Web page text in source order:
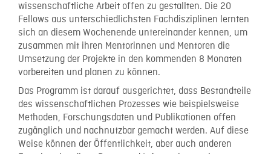
wissenschaftliche Arbeit offen zu gestallten. Die 20
Fellows aus unterschiedlichsten Fachdisziplinen lernten
sich an diesem Wochenende untereinander kennen, um
zusammen mit ihren Mentorinnen und Mentoren die
Umsetzung der Projekte in den kommenden 8 Monaten
vorbereiten und planen zu können.
Das Programm ist darauf ausgerichtet, dass Bestandteile
des wissenschaftlichen Prozesses wie beispielsweise
Methoden, Forschungsdaten und Publikationen offen
zugänglich und nachnutzbar gemacht werden. Auf diese
Weise können der Öffentlichkeit, aber auch anderen